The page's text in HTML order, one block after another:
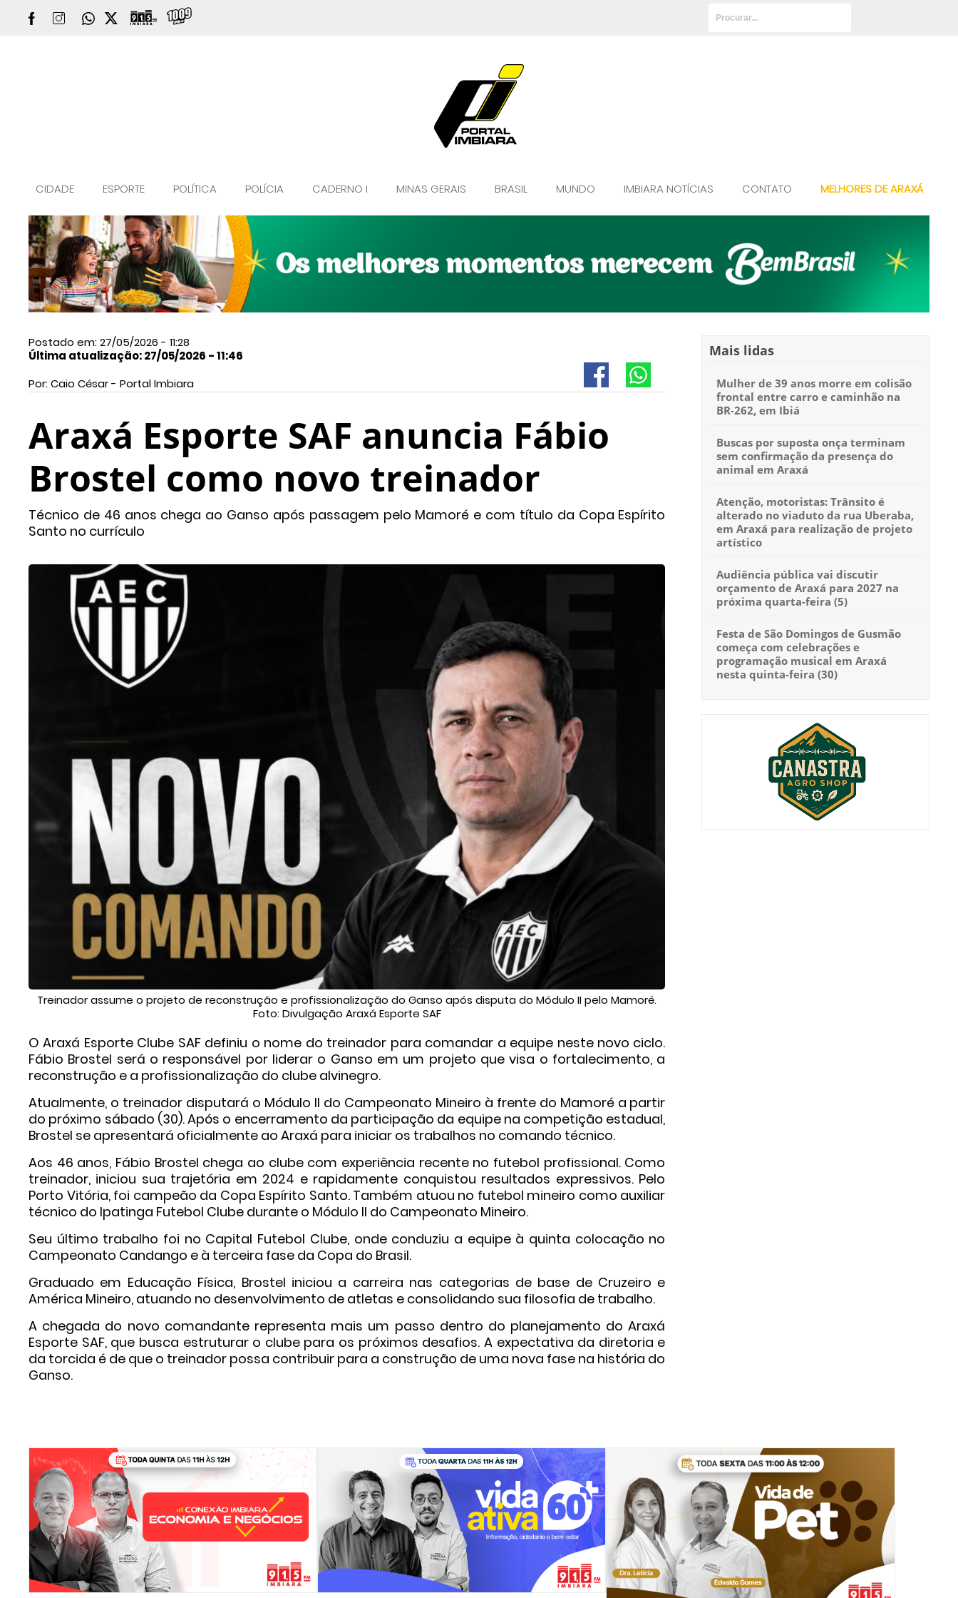
CIDADE ESPORTE POLÍTICA POLÍCIA CADERNO I MINAS GERAIS BRASIL MUNDO IMBIARA NOTÍCIAS CONTATO MELHORES DE ARAXÁ
Postado em: 27/05/2026 - 11:28
Última atualização: 27/05/2026 - 11:46
Por: Caio César - Portal Imbiara
Araxá Esporte SAF anuncia Fábio
Brostel como novo treinador
Técnico de 46 anos chega ao Ganso após passagem pelo Mamoré e com título da Copa Espírito
Santo no currículo
Treinador assume o projeto de reconstrução e profissionalização do Ganso após disputa do Módulo II pelo Mamoré.
Foto: Divulgação Araxá Esporte SAF
O Araxá Esporte Clube SAF definiu o nome do treinador para comandar a equipe neste novo ciclo.
Fábio Brostel será o responsável por liderar o Ganso em um projeto que visa o fortalecimento, a
reconstrução e a profissionalização do clube alvinegro.
Atualmente, o treinador disputará o Módulo II do Campeonato Mineiro à frente do Mamoré a partir
do próximo sábado (30). Após o encerramento da participação da equipe na competição estadual,
Brostel se apresentará oficialmente ao Araxá para iniciar os trabalhos no comando técnico.
Aos 46 anos, Fábio Brostel chega ao clube com experiência recente no futebol profissional. Como
treinador, iniciou sua trajetória em 2024 e rapidamente conquistou resultados expressivos. Pelo
Porto Vitória, foi campeão da Copa Espírito Santo. Também atuou no futebol mineiro como auxiliar
técnico do Ipatinga Futebol Clube durante o Módulo II do Campeonato Mineiro.
Seu último trabalho foi no Capital Futebol Clube, onde conduziu a equipe à quinta colocação no
Campeonato Candango e à terceira fase da Copa do Brasil.
Graduado em Educação Física, Brostel iniciou a carreira nas categorias de base de Cruzeiro e
América Mineiro, atuando no desenvolvimento de atletas e consolidando sua filosofia de trabalho.
A chegada do novo comandante representa mais um passo dentro do planejamento do Araxá
Esporte SAF, que busca estruturar o clube para os próximos desafios. A expectativa da diretoria e
da torcida é de que o treinador possa contribuir para a construção de uma nova fase na história do
Ganso.
Mais lidas
Mulher de 39 anos morre em colisão
frontal entre carro e caminhão na
BR-262, em Ibiá
Buscas por suposta onça terminam
sem confirmação da presença do
animal em Araxá
Atenção, motoristas: Trânsito é
alterado no viaduto da rua Uberaba,
em Araxá para realização de projeto
artístico
Audiência pública vai discutir
orçamento de Araxá para 2027 na
próxima quarta-feira (5)
Festa de São Domingos de Gusmão
começa com celebrações e
programação musical em Araxá
nesta quinta-feira (30)